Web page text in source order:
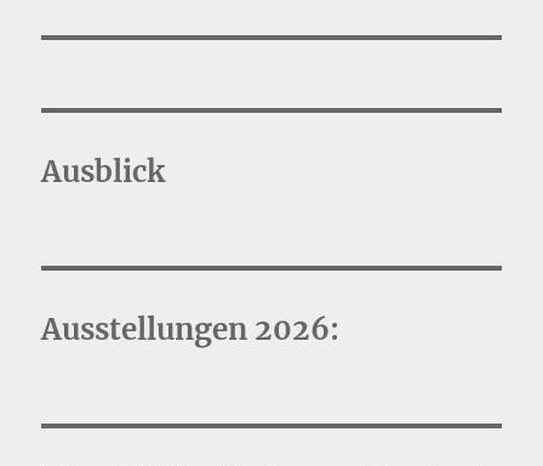
Ausblick
Ausstellungen 2026: